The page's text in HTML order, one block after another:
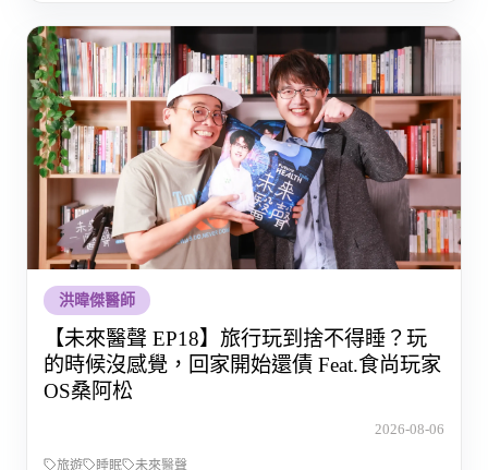
洪暐傑醫師
【未來醫聲 EP18】旅行玩到捨不得睡？玩
的時候沒感覺，回家開始還債 Feat.食尚玩家
OS桑阿松
2026-08-06
旅遊 睡眠 未來醫聲